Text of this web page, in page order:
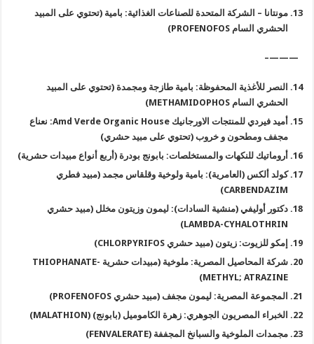
مونتانا – الشركة المتحدة للصناعات الغذائية: بامية (تحتوي على المبيد
الحشري السام PROFENOFOS)
———–
النصر للأغذية المحفوظة: بامية طازجة ومجمدة (تحتوي على المبيد
الحشري السام METHAMIDOPHOS)
أميد فيردي للمنتجات الاورجانيك Amd Verde Organic House:
نعناع
مجفف ومطحون و خروب (تحتوي على مبيد حشري)
أروماتيك للنكهات والمستخلصات: بابونج بودرة (أربع أنواع مبيدات حشرية)
كولد ألكس (العامرية): بامية ولوخية وقلقاس مجمد (مبيد فطري
CARBENDAZIM)
دكتور أوليفي (منشية السادات): ليمون وزيتون مخلل (مبيد حشري
LAMBDA-CYHALOTHRIN)
إمكو للزيوت: زيتون (مبيد حشري CHLORPYRIFOS)
شركة المحاصيل المصرية: ملوخية (مبيدات حشرية THIOPHANATE-
METHYL; ATRAZINE)
المجموعة المصرية: ليمون مجفف (مبيد حشري PROFENOFOS)
الخبراء المصريون الجوهري: زهرة الكاموميل (بابونج) (MALATHION)
مجمدات الملوخية والسبانخ المجففة (FENVALERATE)